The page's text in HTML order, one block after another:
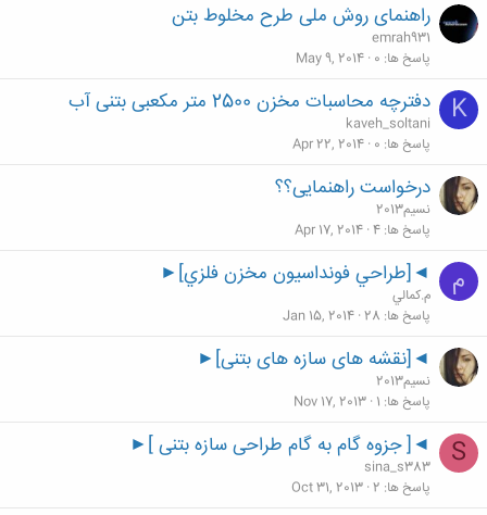
راهنمای روش ملی طرح مخلوط بتن
emrah931
پاسخ ها 0
May 9, 2014
K دفترچه محاسبات مخزن 2500 متر مکعبی بتنی آب
kaveh_soltani
پاسخ ها 0
Apr 22, 2014
درخواست راهنمایی؟؟
نسیم2013
پاسخ ها 4
Apr 17, 2014
م ◄[طراحي فونداسيون مخزن فلزي]►
م.كمالي
پاسخ ها 28
Jan 15, 2014
◄[نقشه های سازه های بتنی]►
نسیم2013
پاسخ ها 1
Nov 17, 2013
S ◄[ جزوه گام به گام طراحی سازه بتنی ]►
sina_s383
پاسخ ها 2
Oct 31, 2013